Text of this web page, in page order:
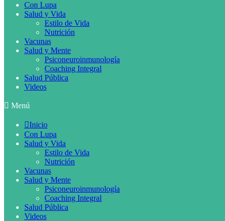
Con Lupa
Salud y Vida
Estilo de Vida
Nutrición
Vacunas
Salud y Mente
Psiconeuroinmunología
Coaching Integral
Salud Pública
Videos
Menú
Inicio
Con Lupa
Salud y Vida
Estilo de Vida
Nutrición
Vacunas
Salud y Mente
Psiconeuroinmunología
Coaching Integral
Salud Pública
Videos